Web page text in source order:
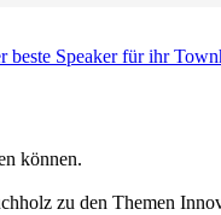
beste Speaker für ihr
können.
zu den Themen